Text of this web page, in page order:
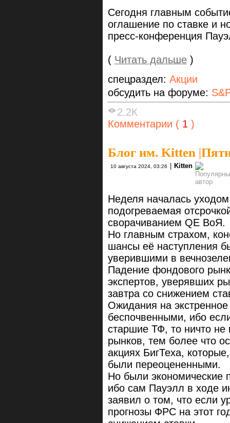
Сегодня главным
оглашение по ставке и
пресс-конференция
( Читать дальше )
спецраздел: Акции
обсудить на форуме:
2.2К
Комментарии ( 1 )
Блог им. Kitten |
10 августа 2024, 03:26 Kitten
Неделя началась
подогреваемая
сворачиванием QE ВоЯ.
Но главным страхом,
шансы её наступления
уверившими в
Падение фондового
экспертов, уверявших
завтра со снижением
Ожидания на
беспочвенными, ибо
старшие ТФ, то ничто не
рынков, тем более что
акциях БигТеха,
были переоцененными.
Но были экономические
ибо сам Пауэлл в ходе
заявил о том, что если
прогнозы ФРС на этот